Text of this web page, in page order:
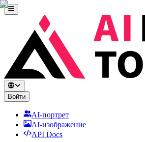
Войти
AI-портрет
AI-изображение
API Docs